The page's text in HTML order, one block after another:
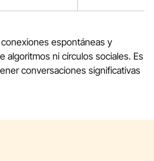
espontáneas y
algoritmos ni círculos sociales. Es
conversaciones significativas